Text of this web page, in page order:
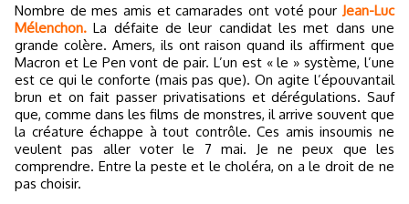
Nombre de mes amis et camarades ont voté pour Jean-Luc
Mélenchon. La défaite de leur candidat les met dans une
grande colère. Amers, ils ont raison quand ils affirment que
Macron et Le Pen vont de pair. L’un est « le » système, l’une
est ce qui le conforte (mais pas que). On agite l’épouvantail
brun et on fait passer privatisations et dérégulations. Sauf
que, comme dans les films de monstres, il arrive souvent que
la créature échappe à tout contrôle. Ces amis insoumis ne
veulent pas aller voter le 7 mai. Je ne peux que les
comprendre. Entre la peste et le choléra, on a le droit de ne
pas choisir.